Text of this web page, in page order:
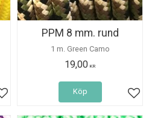
Lägg till i favoriter
PPM 8 mm. rund
1 m. Green Camo
19,00 KR
Köp